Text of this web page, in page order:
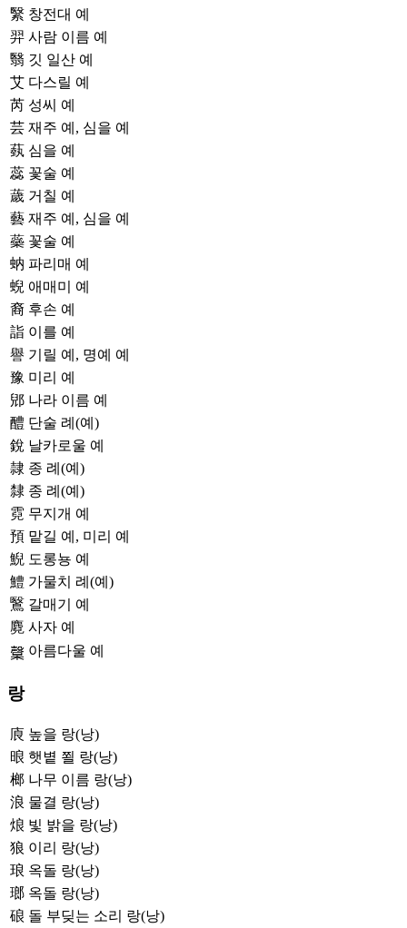
繄 창전대 예
羿 사람 이름 예
翳 깃 일산 예
艾 다스릴 예
芮 성씨 예
芸 재주 예, 심을 예
蓺 심을 예
蕊 꽃술 예
薉 거칠 예
藝 재주 예, 심을 예
蘂 꽃술 예
蚋 파리매 예
蜺 애매미 예
裔 후손 예
詣 이를 예
譽 기릴 예, 명예 예
豫 미리 예
郳 나라 이름 예
醴 단술 례(예)
銳 날카로울 예
隷 종 례(예)
隸 종 례(예)
霓 무지개 예
預 맡길 예, 미리 예
鯢 도롱뇽 예
鱧 가물치 례(예)
鷖 갈매기 예
麑 사자 예
𣫙 아름다울 예
랑
㢃 높을 랑(낭)
㫰 햇볕 쬘 랑(낭)
榔 나무 이름 랑(낭)
浪 물결 랑(낭)
烺 빛 밝을 랑(낭)
狼 이리 랑(낭)
琅 옥돌 랑(낭)
瑯 옥돌 랑(낭)
硠 돌 부딪는 소리 랑(낭)